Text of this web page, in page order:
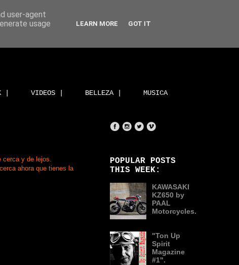
| VIDEOS | BELLEZA | MUSICA
y de lejos.
ahora que tienes la
POPULAR POSTS
THIS WEEK:
KAWASAKI
KZ650 by
PAAL
Motorcycles.
"Ton Up
Spirit
Magazine
#1".
user-agent
usage
LEARN MORE GOT IT